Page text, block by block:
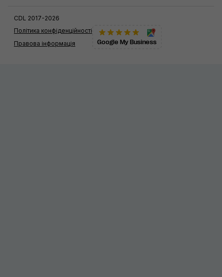
CDL 2017-2026
Правова інформація
Політика конфіденційності
Google My Business